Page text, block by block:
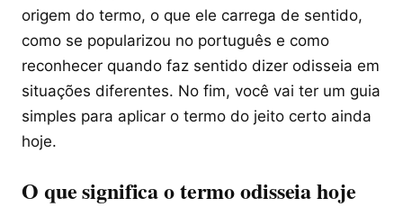
origem do termo, o que ele carrega de sentido,
como se popularizou no português e como
reconhecer quando faz sentido dizer odisseia em
situações diferentes. No fim, você vai ter um guia
simples para aplicar o termo do jeito certo ainda
hoje.
O que significa o termo odisseia hoje